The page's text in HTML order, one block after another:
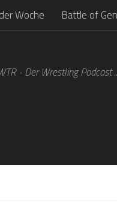
Woche Battle of
- Der Wrestling Podcast